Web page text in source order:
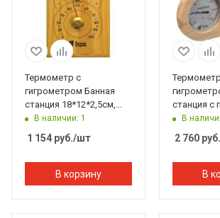
Термометр с
гигрометром Банная
станция 18*12*2,5см,
Банные штучки
В наличии: 1
1 154 руб./шт
В корзину
станция с
часами
Банные
В
2 760руб.
В